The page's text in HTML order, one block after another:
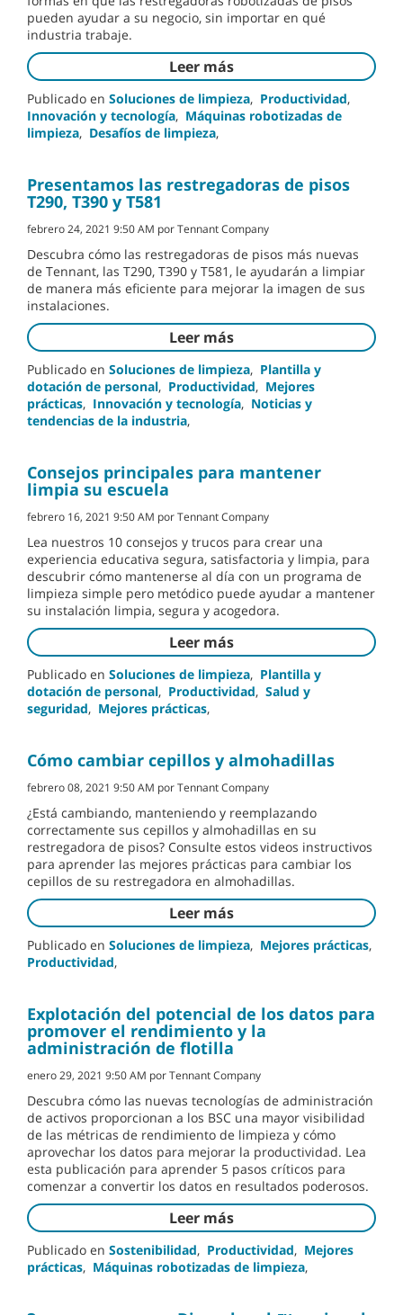
pueden ayudar a su negocio, sin importar en qué
industria trabaje.
Leer más
Publicado en Soluciones de limpieza, Productividad,
Innovación y tecnología, Máquinas robotizadas de
limpieza, Desafíos de limpieza,
Presentamos las restregadoras de pisos
T290, T390 y T581
febrero 24, 2021 9:50 AM por Tennant Company
Descubra cómo las restregadoras de pisos más nuevas
de Tennant, las T290, T390 y T581, le ayudarán a limpiar
de manera más eficiente para mejorar la imagen de sus
instalaciones.
Leer más
Publicado en Soluciones de limpieza, Plantilla y
dotación de personal, Productividad, Mejores
prácticas, Innovación y tecnología, Noticias y
tendencias de la industria,
Consejos principales para mantener
limpia su escuela
febrero 16, 2021 9:50 AM por Tennant Company
Lea nuestros 10 consejos y trucos para crear una
experiencia educativa segura, satisfactoria y limpia, para
descubrir cómo mantenerse al día con un programa de
limpieza simple pero metódico puede ayudar a mantener
su instalación limpia, segura y acogedora.
Leer más
Publicado en Soluciones de limpieza, Plantilla y
dotación de personal, Productividad, Salud y
seguridad, Mejores prácticas,
Cómo cambiar cepillos y almohadillas
febrero 08, 2021 9:50 AM por Tennant Company
¿Está cambiando, manteniendo y reemplazando
correctamente sus cepillos y almohadillas en su
restregadora de pisos? Consulte estos videos instructivos
para aprender las mejores prácticas para cambiar los
cepillos de su restregadora en almohadillas.
Leer más
Publicado en Soluciones de limpieza, Mejores prácticas,
Productividad,
Explotación del potencial de los datos para
promover el rendimiento y la
administración de flotilla
enero 29, 2021 9:50 AM por Tennant Company
Descubra cómo las nuevas tecnologías de administración
de activos proporcionan a los BSC una mayor visibilidad
de las métricas de rendimiento de limpieza y cómo
aprovechar los datos para mejorar la productividad. Lea
esta publicación para aprender 5 pasos críticos para
comenzar a convertir los datos en resultados poderosos.
Leer más
Publicado en Sostenibilidad, Productividad, Mejores
prácticas, Máquinas robotizadas de limpieza,